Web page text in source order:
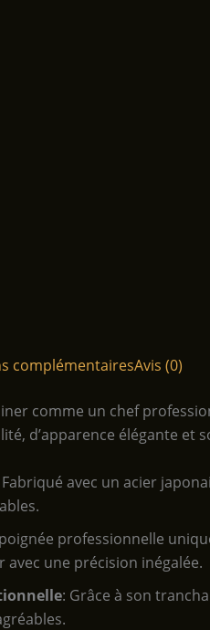
complémentairesAvis (0)
comme un chef
d’apparence élégante
Fabriqué avec un acier
professionnelle
une précision inégalée.
: Grâce à son